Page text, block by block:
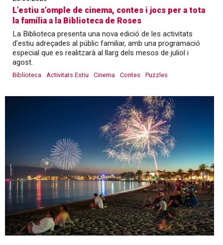
L’estiu s’omple de cinema, contes i jocs per a tota
la família a la Biblioteca de Roses
La Biblioteca presenta una nova edició de les activitats
d'estiu adreçades al públic familiar, amb una programació
especial que es realitzarà al llarg dels mesos de juliol i
agost.
Biblioteca Activitats Estiu Cinema Contes Puzzles